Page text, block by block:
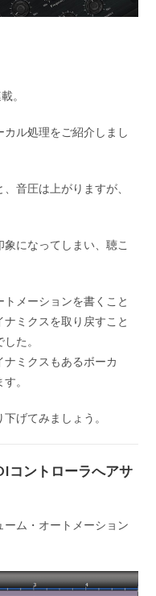
。
ル処理をご紹介しまし
音圧は上がりますが、
になってしまい、聴こ
メーションを書くこと
ミクスを取り戻すこと
た。
ミクスもあるボーカ
。
げてみましょう。
コントローラへアサ
ム・オートメーション